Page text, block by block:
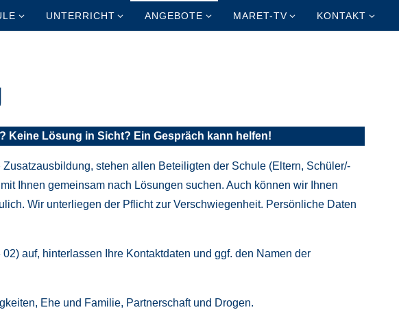
UNTERRICHT ANGEBOTE MARET-TV KONTAKT
Keine Lösung in Sicht? Ein Gespräch kann helfen!
stehen allen Beteiligten der Schule (Eltern, Schüler/-
Ihnen gemeinsam nach Lösungen suchen. Auch können wir Ihnen
Wir unterliegen der Pflicht zur Verschwiegenheit. Persönliche Daten
auf, hinterlassen Ihre Kontaktdaten und ggf. den Namen der
Ehe und Familie, Partnerschaft und Drogen.